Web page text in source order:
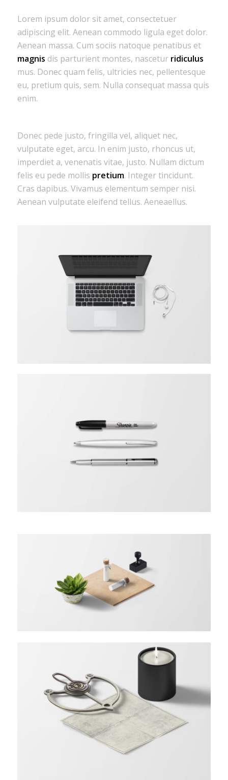
Lorem ipsum dolor sit amet, consectetuer
adipiscing elit. Aenean commodo ligula eget dolor.
Aenean massa. Cum sociis natoque penatibus et
magnis dis parturient montes, nascetur ridiculus
mus. Donec quam felis, ultricies nec, pellentesque
eu, pretium quis, sem. Nulla consequat massa quis
enim.
Donec pede justo, fringilla vel, aliquet nec,
vulputate eget, arcu. In enim justo, rhoncus ut,
imperdiet a, venenatis vitae, justo. Nullam dictum
felis eu pede mollis pretium. Integer tincidunt.
Cras dapibus. Vivamus elementum semper nisi.
Aenean vulputate eleifend tellus. Aeneaellus.